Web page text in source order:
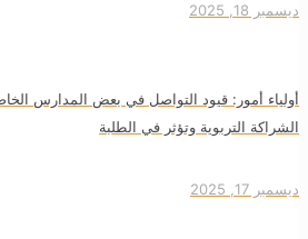
ديسمبر 18, 2025
أولياء أمور: قيود التواصل في بعض المدارس
الشراكة التربوية وتؤثر في الطلبة
ديسمبر 17, 2025